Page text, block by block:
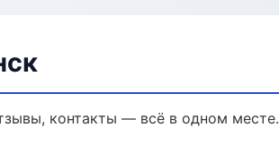
контакты — всё в одном месте.